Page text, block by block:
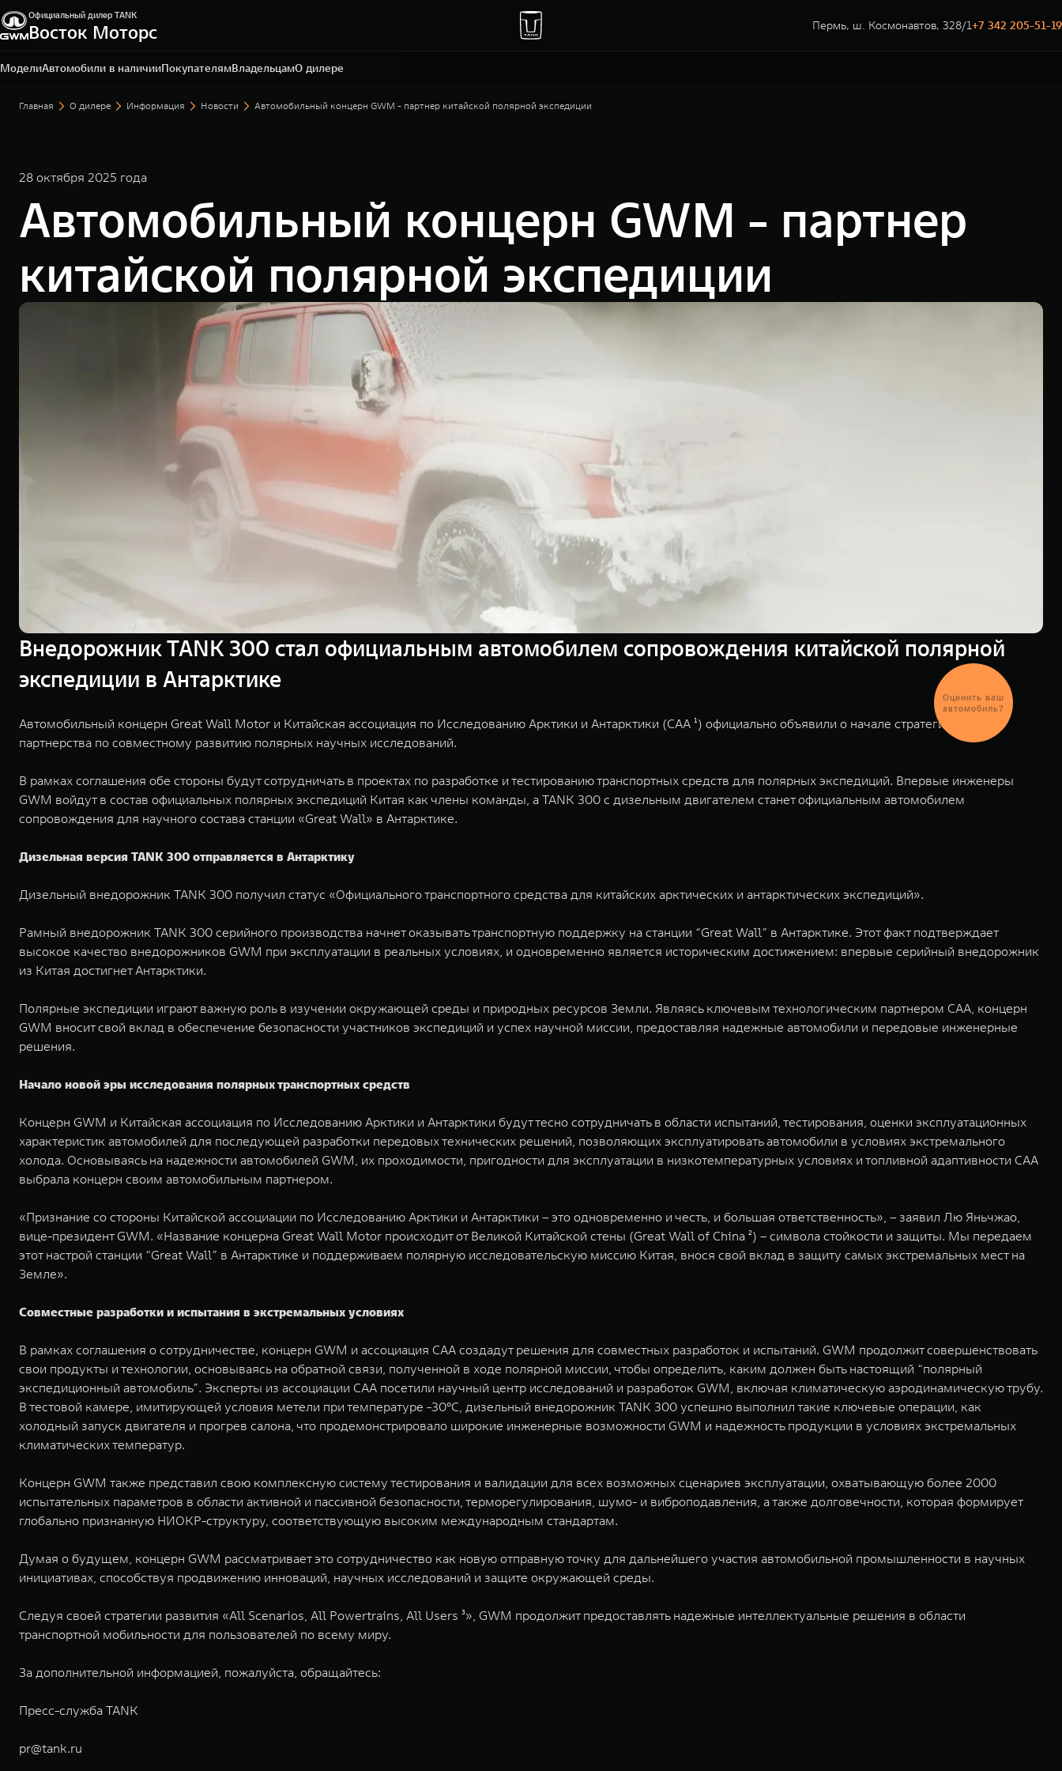
Официальный дилер TANK
Восток Моторс Пермь, ш. Космонавтов, 328/1+7 342 205-51-19
МоделиАвтомобили в наличииПокупателямВладельцамО дилере
Пермь, ш. Космонавтов, 328/1
+7 342 205-51-19
Главная О дилере Информация Новости Автомобильный концерн GWM - партнер китайской полярной экспедиции
28 октября 2025 года
Автомобильный концерн GWM - партнер
китайской полярной экспедиции
Внедорожник TANK 300 стал официальным автомобилем сопровождения китайской полярной
экспедиции в Антарктике
Автомобильный концерн Great Wall Motor и Китайская ассоциация по Исследованию Арктики и Антарктики (CAA ¹) официально объявили о начале стратегического
партнерства по совместному развитию полярных научных исследований.
В рамках соглашения обе стороны будут сотрудничать в проектах по разработке и тестированию транспортных средств для полярных экспедиций. Впервые инженеры
GWM войдут в состав официальных полярных экспедиций Китая как члены команды, а TANK 300 с дизельным двигателем станет официальным автомобилем
сопровождения для научного состава станции «Great Wall» в Антарктике.
Дизельная версия TANK 300 отправляется в Антарктику
Дизельный внедорожник TANK 300 получил статус «Официального транспортного средства для китайских арктических и антарктических экспедиций».
Рамный внедорожник TANK 300 серийного производства начнет оказывать транспортную поддержку на станции “Great Wall” в Антарктике. Этот факт подтверждает
высокое качество внедорожников GWM при эксплуатации в реальных условиях, и одновременно является историческим достижением: впервые серийный внедорожник
из Китая достигнет Антарктики.
Полярные экспедиции играют важную роль в изучении окружающей среды и природных ресурсов Земли. Являясь ключевым технологическим партнером CAA, концерн
GWM вносит свой вклад в обеспечение безопасности участников экспедиций и успех научной миссии, предоставляя надежные автомобили и передовые инженерные
решения.
Начало новой эры исследования полярных транспортных средств
Концерн GWM и Китайская ассоциация по Исследованию Арктики и Антарктики будут тесно сотрудничать в области испытаний, тестирования, оценки эксплуатационных
характеристик автомобилей для последующей разработки передовых технических решений, позволяющих эксплуатировать автомобили в условиях экстремального
холода. Основываясь на надежности автомобилей GWM, их проходимости, пригодности для эксплуатации в низкотемпературных условиях и топливной адаптивности CAA
выбрала концерн своим автомобильным партнером.
«Признание со стороны Китайской ассоциации по Исследованию Арктики и Антарктики – это одновременно и честь, и большая ответственность», – заявил Лю Яньчжао,
вице-президент GWM. «Название концерна Great Wall Motor происходит от Великой Китайской стены (Great Wall of China ²) – символа стойкости и защиты. Мы передаем
этот настрой станции “Great Wall” в Антарктике и поддерживаем полярную исследовательскую миссию Китая, внося свой вклад в защиту самых экстремальных мест на
Земле».
Совместные разработки и испытания в экстремальных условиях
В рамках соглашения о сотрудничестве, концерн GWM и ассоциация CAA создадут решения для совместных разработок и испытаний. GWM продолжит совершенствовать
свои продукты и технологии, основываясь на обратной связи, полученной в ходе полярной миссии, чтобы определить, каким должен быть настоящий “полярный
экспедиционный автомобиль”. Эксперты из ассоциации CAA посетили научный центр исследований и разработок GWM, включая климатическую аэродинамическую трубу.
В тестовой камере, имитирующей условия метели при температуре -30°C, дизельный внедорожник TANK 300 успешно выполнил такие ключевые операции, как
холодный запуск двигателя и прогрев салона, что продемонстрировало широкие инженерные возможности GWM и надежность продукции в условиях экстремальных
климатических температур.
Концерн GWM также представил свою комплексную систему тестирования и валидации для всех возможных сценариев эксплуатации, охватывающую более 2000
испытательных параметров в области активной и пассивной безопасности, терморегулирования, шумо- и виброподавления, а также долговечности, которая формирует
глобально признанную НИОКР-структуру, соответствующую высоким международным стандартам.
Думая о будущем, концерн GWM рассматривает это сотрудничество как новую отправную точку для дальнейшего участия автомобильной промышленности в научных
инициативах, способствуя продвижению инноваций, научных исследований и защите окружающей среды.
Следуя своей стратегии развития «All Scenarios, All Powertrains, All Users ³», GWM продолжит предоставлять надежные интеллектуальные решения в области
транспортной мобильности для пользователей по всему миру.
За дополнительной информацией, пожалуйста, обращайтесь:
Пресс-служба TANK
pr@tank.ru
Оценить ваш
автомобиль?